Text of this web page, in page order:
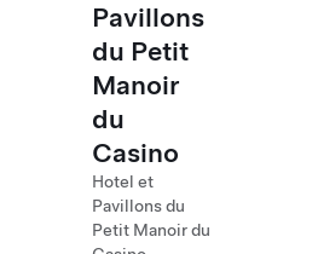
Pavillons
du Petit
Manoir
du
Casino
Hotel et
Pavillons du
Petit Manoir du